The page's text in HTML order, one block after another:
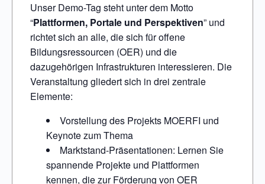
Unser Demo-Tag steht unter dem Motto
“Plattformen, Portale und Perspektiven” und
richtet sich an alle, die sich für offene
Bildungsressourcen (OER) und die
dazugehörigen Infrastrukturen interessieren. Die
Veranstaltung gliedert sich in drei zentrale
Elemente:
Vorstellung des Projekts MOERFI und
Keynote zum Thema
Marktstand-Präsentationen: Lernen Sie
spannende Projekte und Plattformen
kennen, die zur Förderung von OER